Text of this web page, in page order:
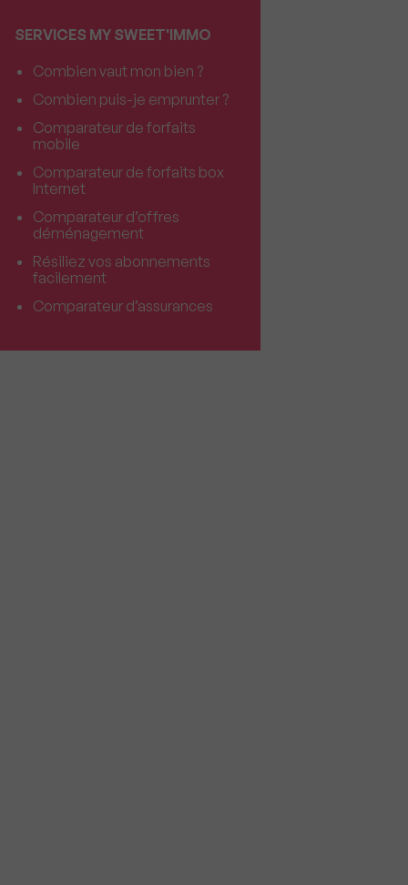
SERVICES MY SWEET'IMMO
Combien vaut mon bien ?
Combien puis-je emprunter ?
Comparateur de forfaits
mobile
Comparateur de forfaits box
Internet
Comparateur d’offres
déménagement
Résiliez vos abonnements
facilement
Comparateur d’assurances